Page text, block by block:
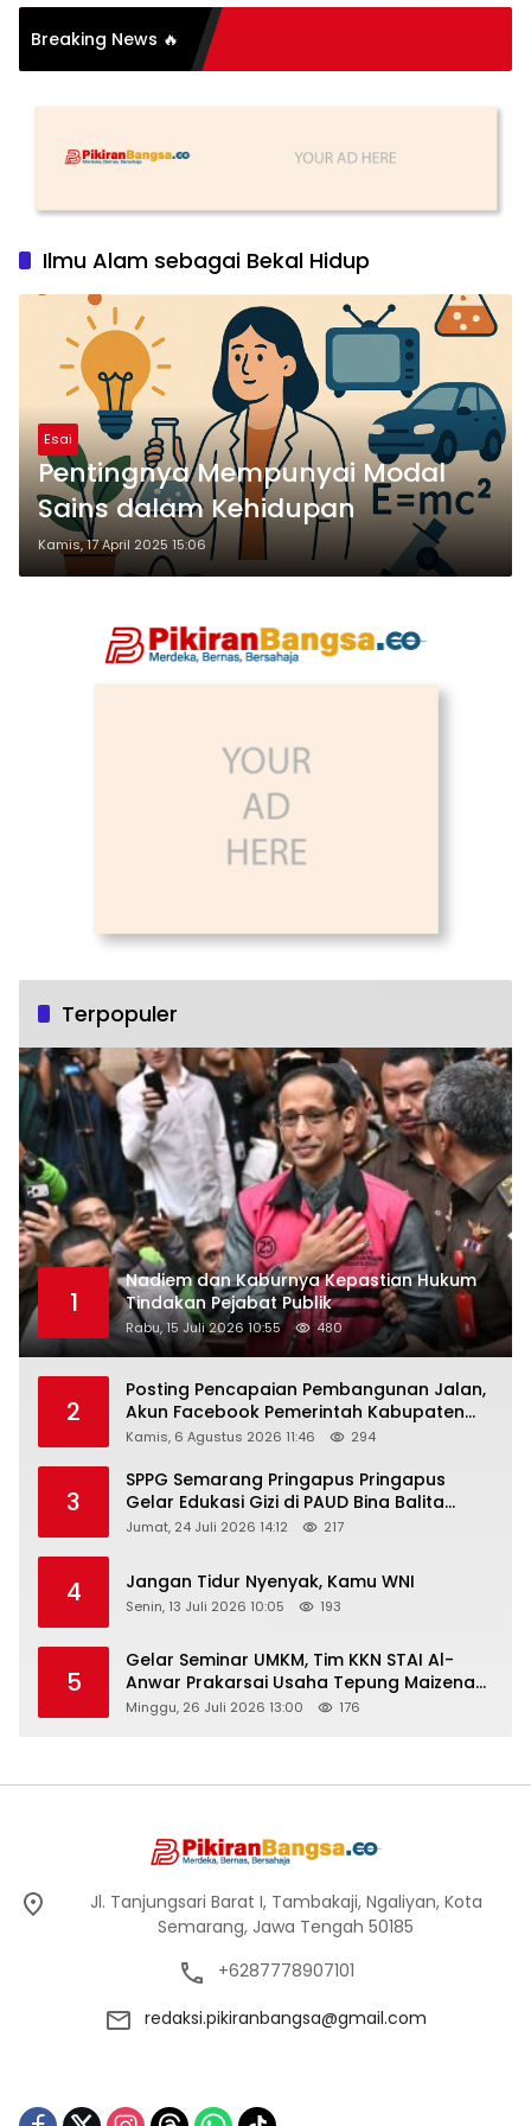
Breaking News 🔥
Ilmu Alam sebagai Bekal Hidup
Esai
Pentingnya Mempunyai Modal
Sains dalam Kehidupan
Kamis, 17 April 2025 15:06
Terpopuler
1
Nadiem dan Kaburnya Kepastian Hukum
Tindakan Pejabat Publik
Rabu, 15 Juli 2026 10:55 480
2
Posting Pencapaian Pembangunan Jalan,
Akun Facebook Pemerintah Kabupaten
Rembang “Dirujak” Warganet
Kamis, 6 Agustus 2026 11:46 294
3
SPPG Semarang Pringapus Pringapus
Gelar Edukasi Gizi di PAUD Bina Balita
Peringati Hari Anak Nasional 2026
Jumat, 24 Juli 2026 14:12 217
4 Jangan Tidur Nyenyak, Kamu WNI
Senin, 13 Juli 2026 10:05 193
5
Gelar Seminar UMKM, Tim KKN STAI Al-
Anwar Prakarsai Usaha Tepung Maizena
di Logung
Minggu, 26 Juli 2026 13:00 176
Jl. Tanjungsari Barat I, Tambakaji, Ngaliyan, Kota
Semarang, Jawa Tengah 50185
+6287778907101
redaksi.pikiranbangsa@gmail.com